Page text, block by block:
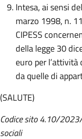
Intesa, ai sensi
marzo 1998, n.
CIPESS
della legge 30
euro per
da quelle di
(SALUTE)
Codice sito 4.10/